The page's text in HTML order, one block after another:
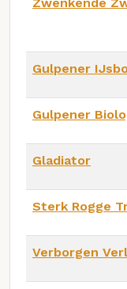
Gulpener
Gulpener
Gladiator
Sterk Rogge
Verborgen